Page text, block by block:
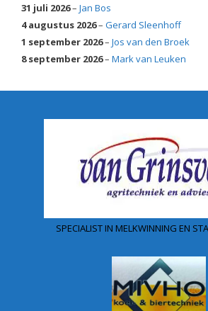
31 juli 2026– Jan Bos
4 augustus 2026– Gerard Sleenhoff
1 september 2026– Jos van den Broek
8 september 2026– Mark van Leuken
SPECIALIST IN MELKWINNING EN